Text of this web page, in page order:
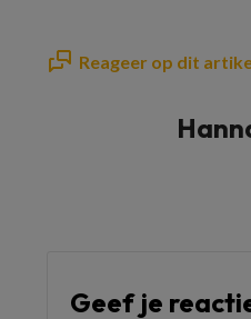
Reageer op dit
Geef je